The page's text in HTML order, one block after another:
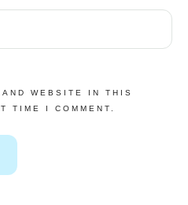
WEBSITE IN THIS
TIME I COMMENT.